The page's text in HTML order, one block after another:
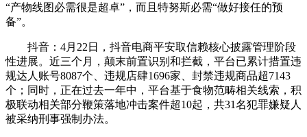
“产物线图必需很是超卓”，而且特努斯必需“做好接任的预
备”。
抖音：4月22日，抖音电商平安取信赖核心披露管理阶段
性进展。近三个月，颠末前置识别和拦截，平台已累计措置违
规达人账号8087个、违规店肆1696家、封禁违规商品超7143
个；同时，正在过去一年中，平台基于食物范畴相关线索，积
极联动相关部分鞭策落地冲击案件超10起，共31名犯罪嫌疑人
被采纳刑事强制办法。